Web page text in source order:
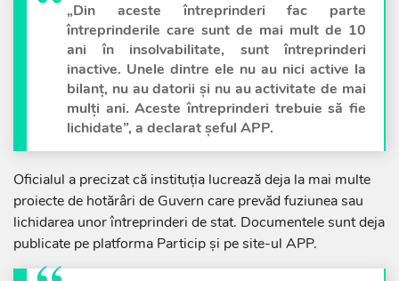
„Din aceste întreprinderi fac parte
întreprinderile care sunt de mai mult de 10
ani în insolvabilitate, sunt întreprinderi
inactive. Unele dintre ele nu au nici active la
bilanț, nu au datorii și nu au activitate de mai
mulți ani. Aceste întreprinderi trebuie să fie
lichidate”, a declarat șeful APP.
Oficialul a precizat că instituția lucrează deja la mai multe
proiecte de hotărâri de Guvern care prevăd fuziunea sau
lichidarea unor întreprinderi de stat. Documentele sunt deja
publicate pe platforma Particip și pe site-ul APP.